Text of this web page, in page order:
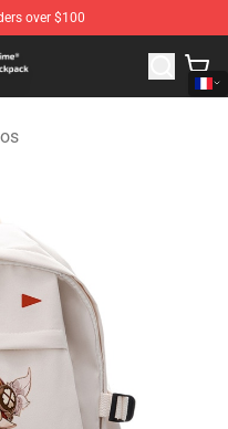
over $100
Anime Backpack Store